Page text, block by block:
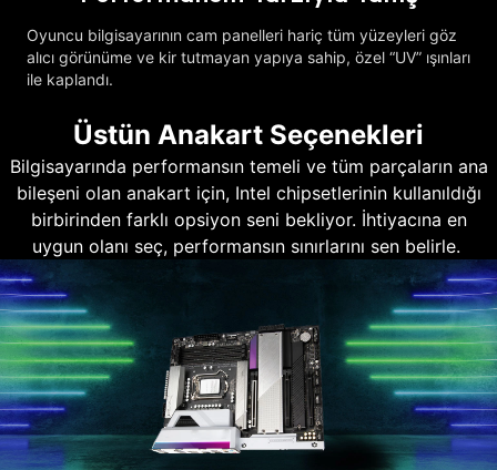
Oyuncu bilgisayarının cam panelleri hariç tüm yüzeyleri göz
alıcı görünüme ve kir tutmayan yapıya sahip, özel “UV” ışınları
ile kaplandı.
Üstün Anakart Seçenekleri
Bilgisayarında performansın temeli ve tüm parçaların ana
bileşeni olan anakart için, Intel chipsetlerinin kullanıldığı
birbirinden farklı opsiyon seni bekliyor. İhtiyacına en
uygun olanı seç, performansın sınırlarını sen belirle.